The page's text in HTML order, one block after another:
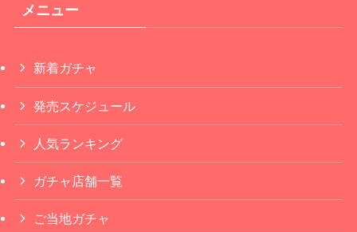
メニュー
新着ガチャ
発売スケジュール
人気ランキング
ガチャ店舗一覧
ご当地ガチャ